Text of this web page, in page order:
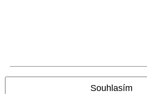
Souhlasím
Ochrana osobních údajů
Likvidace odpadu a ochrana životního prostředí